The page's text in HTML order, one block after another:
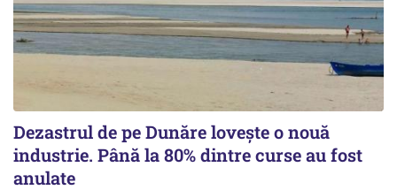
Dezastrul de pe Dunăre lovește o nouă
industrie. Până la 80% dintre curse au fost
anulate